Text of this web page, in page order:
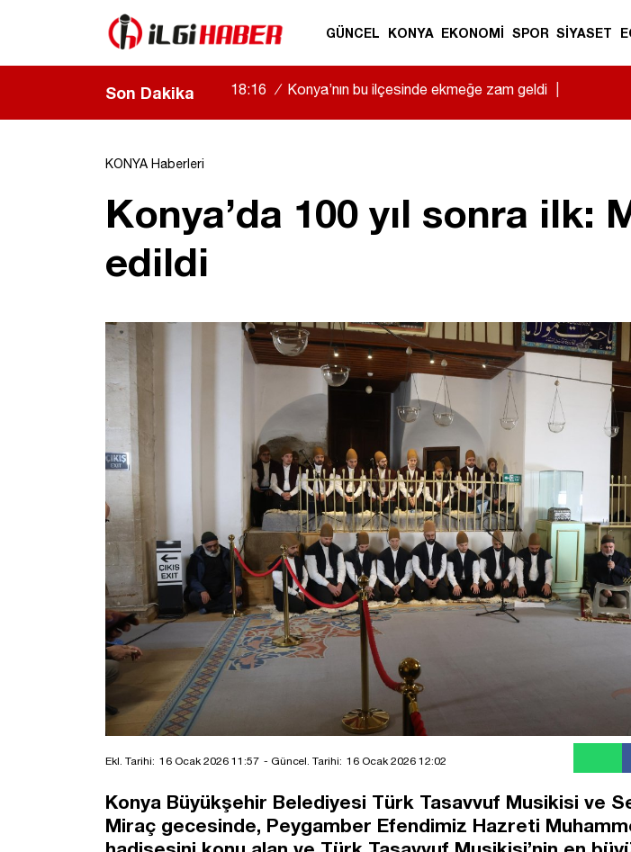
GÜNCEL KONYA EKONOMİ SPOR SİYASET
Son Dakika 18:16 / Konya’nın bu ilçesinde ekmeğe zam geldi
KONYA Haberleri
Konya’da 100 yıl sonra ilk:
edildi
Ekl. Tarihi: 16 Ocak 2026 11:57 - Güncel. Tarihi: 16 Ocak 2026 12:02
Konya Büyükşehir Belediyesi Türk Tasavvuf Musikisi ve
Miraç gecesinde, Peygamber Efendimiz Hazreti